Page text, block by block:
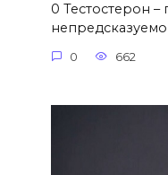
0 Тестостерон –
0 662